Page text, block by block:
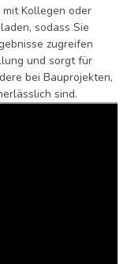
Kollegen oder
sodass Sie
zugreifen
und sorgt für
bei Bauprojekten,
sind.